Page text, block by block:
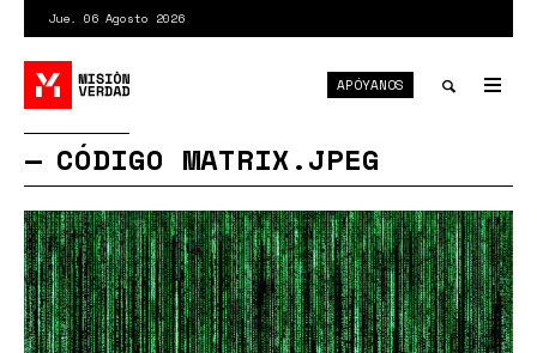
contenido
principal
Jue. 06 Agosto 2026
search
APÓYANOS
CÓDIGO MATRIX.JPEG